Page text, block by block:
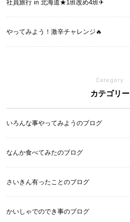
社員旅行 in 北海道★1班改め4班✈
やってみよう！激辛チャレンジ🔥
Category
カテゴリー
いろんな事やってみようのブログ
なんか食べてみたのブログ
さいきん有ったことのブログ
かいしゃでのでき事のブログ